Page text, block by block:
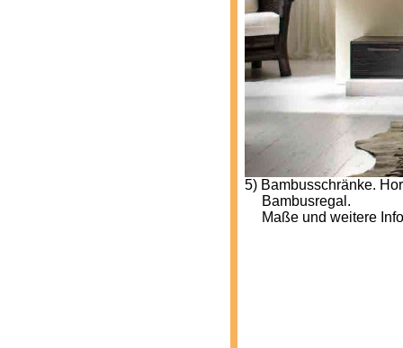
5) Bambusschränke.
Bambusregal.
Maße und weitere